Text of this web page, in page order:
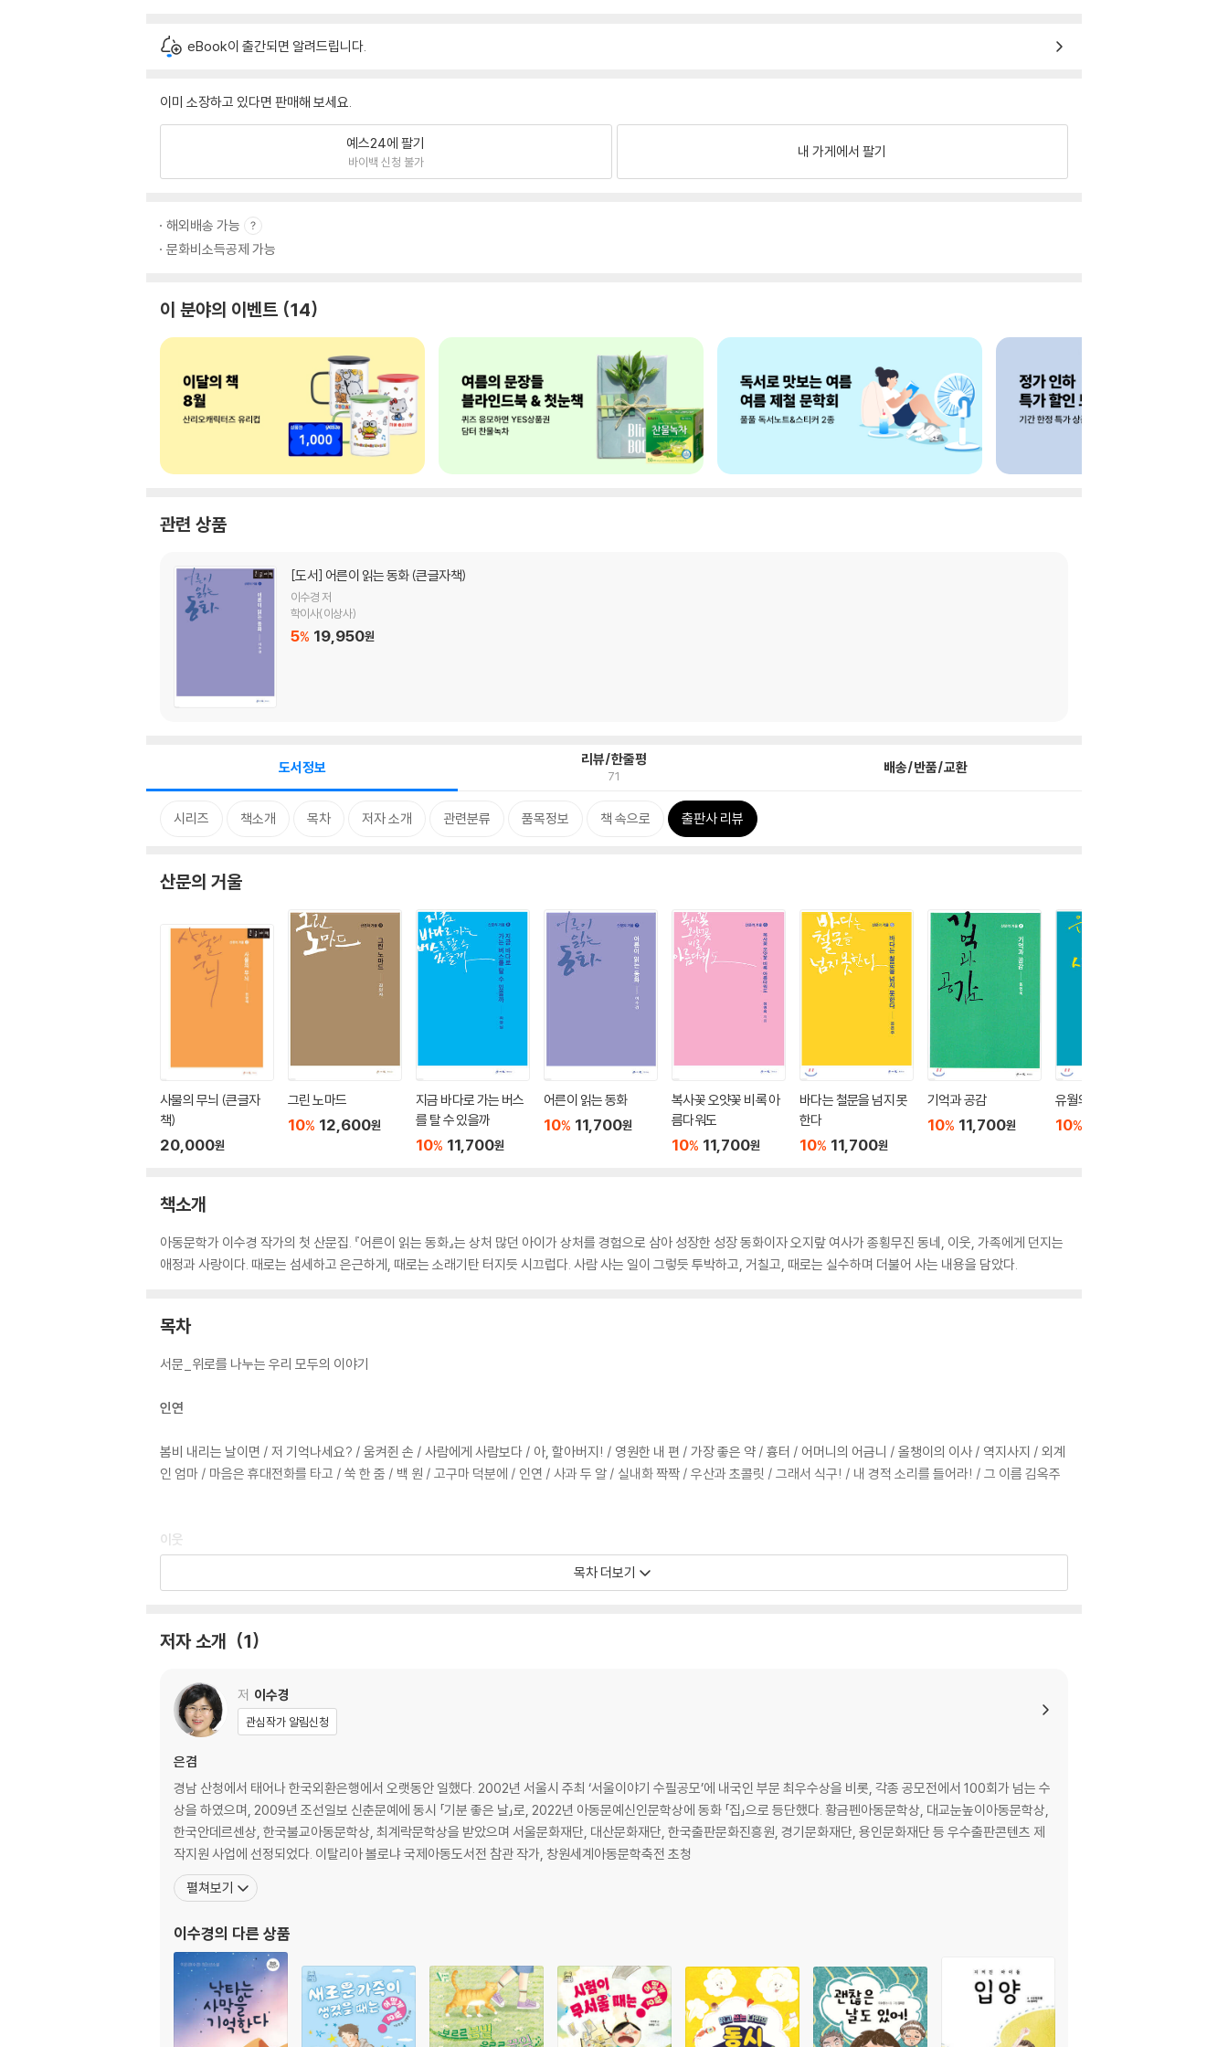
eBook이 출간되면 알려드립니다.
이미 소장하고 있다면 판매해 보세요.
예스24에 팔기
바이백 신청 불가
내 가게에서 팔기
해외배송 가능
문화비소득공제 가능
이 분야의 이벤트 14
관련 상품
[도서] 어른이 읽는 동화 (큰글자책)
이수경 저
학이사(이상사)
5% 19,950원
도서정보 리뷰/한줄평
71 배송/반품/교환
시리즈 책소개 목차 저자 소개 관련분류 품목정보 책 속으로 출판사 리뷰
산문의 거울
사물의 무늬 (큰글자
책)
20,000원
그린 노마드
10% 12,600원
지금 바다로 가는 버스
를 탈 수 있을까
10% 11,700원
어른이 읽는 동화
10% 11,700원
복사꽃 오얏꽃 비록 아
름다워도
10% 11,700원
바다는 철문을 넘지 못
한다
10% 11,700원
기억과 공감
10% 11,700원
유월의 어느 시간들
10%
책소개
아동문학가 이수경 작가의 첫 산문집. 『어른이 읽는 동화』는 상처 많던 아이가 상처를 경험으로 삼아 성장한 성장 동화이자 오지랖 여사가 종횡무진 동네, 이웃, 가족에게 던지는
애정과 사랑이다. 때로는 섬세하고 은근하게, 때로는 소래기탄 터지듯 시끄럽다. 사람 사는 일이 그렇듯 투박하고, 거칠고, 때로는 실수하며 더불어 사는 내용을 담았다.
목차
서문_위로를 나누는 우리 모두의 이야기
인연
봄비 내리는 날이면 / 저 기억나세요? / 움켜쥔 손 / 사람에게 사람보다 / 아, 할아버지! / 영원한 내 편 / 가장 좋은 약 / 흉터 / 어머니의 어금니 / 올챙이의 이사 / 역지사지 / 외계
인 엄마 / 마음은 휴대전화를 타고 / 쑥 한 줌 / 백 원 / 고구마 덕분에 / 인연 / 사과 두 알 / 실내화 짝짝 / 우산과 초콜릿 / 그래서 식구! / 내 경적 소리를 들어라! / 그 이름 김옥주
이웃
이웃이라는 이름 / 천사를 만난 곳 / 인정의 볍씨 하나씩 품고 / 혹시 아이들이? / 악한 끝은 없다 / 앞집의 비밀 / 엄마를 찾아 주세요! / 그 길에 서면 / 뭉치 이야기 / 쩔룩발이 할
인생
한올진 이웃 / 나에게 웃어주기를 / 날아라, 잠자리 / 오해와 편견 / 거북이 / 하얀 거짓말 / 세상에서 가장 귀한 인사 / 솔봉이, 서울에 살다 / 진호 / 아버지와 식사를 / 인연 / 다정
/ 미주와 사이다 / 설득과 이해 사이 / 뜨거운 인생 / 희망으로 가는 중 / 텃밭 편지 / SIZE FREE / 진상과 오지랖 사이 / 돌아올 그날 / 용서 없는 시간 / 둘째 동생과 우유 한 병
목차 더보기
저자 소개 1
저 이수경
관심작가 알림신청
은겸
경남 산청에서 태어나 한국외환은행에서 오랫동안 일했다. 2002년 서울시 주최 ‘서울이야기 수필공모’에 내국인 부문 최우수상을 비롯, 각종 공모전에서 100회가 넘는 수
상을 하였으며, 2009년 조선일보 신춘문예에 동시 「기분 좋은 날」로, 2022년 아동문예신인문학상에 동화 「집」으로 등단했다. 황금펜아동문학상, 대교눈높이아동문학상,
한국안데르센상, 한국불교아동문학상, 최계락문학상을 받았으며 서울문화재단, 대산문화재단, 한국출판문화진흥원, 경기문화재단, 용인문화재단 등 우수출판콘텐츠 제
작지원 사업에 선정되었다. 이탈리아 볼로냐 국제아동도서전 참관 작가, 창원세계아동문학축전 초청
펼쳐보기
이수경의 다른 상품